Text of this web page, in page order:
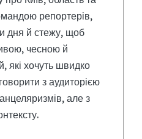
репортерів,
дня й стежу, щоб
чесною й
які хочуть швидко
з аудиторією
але з